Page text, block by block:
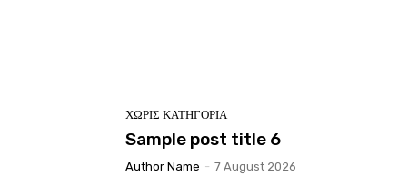
ΧΩΡΊΣ ΚΑΤΗΓΟΡΊΑ
Sample post title 6
Author Name - 7 August 2026